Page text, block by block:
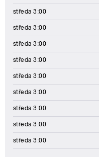
středa 3:00
středa 3:00
středa 3:00
středa 3:00
středa 3:00
středa 3:00
středa 3:00
středa 3:00
středa 3:00